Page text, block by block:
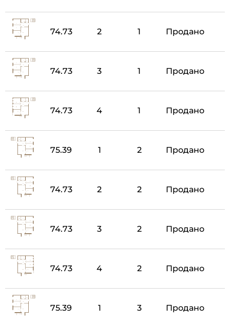
74.73 2 1 Продано
74.73 3 1 Продано
74.73 4 1 Продано
75.39 1 2 Продано
74.73 2 2 Продано
74.73 3 2 Продано
74.73 4 2 Продано
75.39 1 3 Продано